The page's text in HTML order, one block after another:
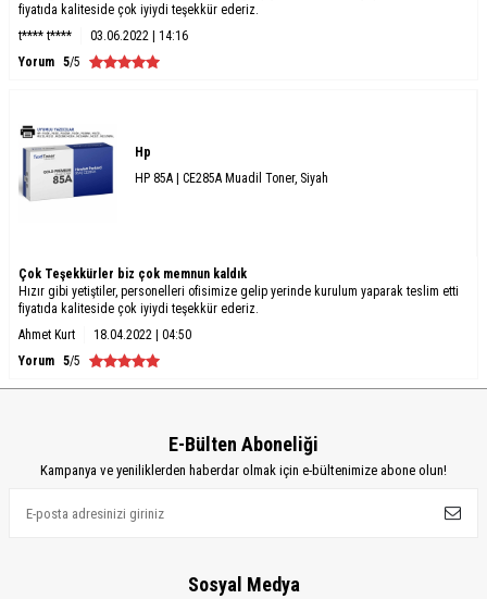
fiyatıda kaliteside çok iyiydi teşekkür ederiz.
t**** t****
03.06.2022 | 14:16
Yorum 5/5
Hp
HP 85A | CE285A Muadil Toner, Siyah
Çok Teşekkürler biz çok memnun kaldık
Hızır gibi yetiştiler, personelleri ofisimize gelip yerinde kurulum yaparak teslim etti
fiyatıda kaliteside çok iyiydi teşekkür ederiz.
Ahmet Kurt
18.04.2022 | 04:50
Yorum 5/5
E-Bülten Aboneliği
Kampanya ve yeniliklerden haberdar olmak için e-bültenimize abone olun!
Sosyal Medya